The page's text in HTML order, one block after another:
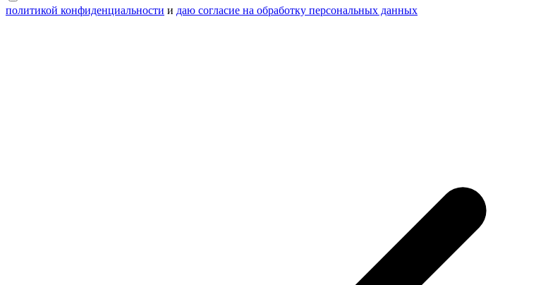
политикой конфиденциальности и даю согласие на обработку персональных данных